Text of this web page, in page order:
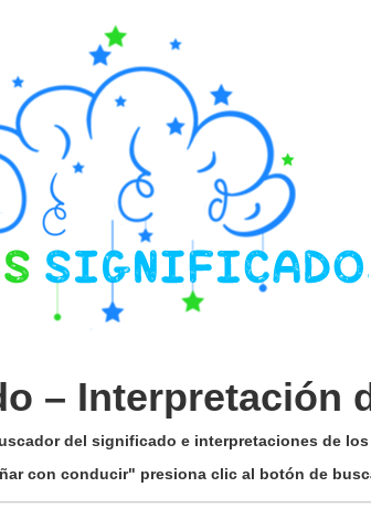
– Interpretación
del significado e interpretaciones de
con conducir" presiona clic al botón de